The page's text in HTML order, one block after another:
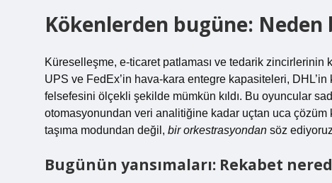
Kökenlerden bugüne:
Küreselleşme, e-ticaret patlaması ve tedarik zincirlerinin
UPS ve FedEx’in hava-kara entegre kapasiteleri, DHL’in
felsefesini ölçekli şekilde mümkün kıldı. Bu oyuncular
otomasyonundan veri analitiğine kadar uçtan uca çözüm
taşıma modundan değil, bir orkestrasyondan söz
Bugünün yansımaları: Rekabet